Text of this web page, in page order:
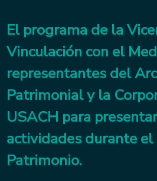
El programa de la
Vinculación con el
representantes del
Patrimonial y la
USACH para
actividades durante
Patrimonio.